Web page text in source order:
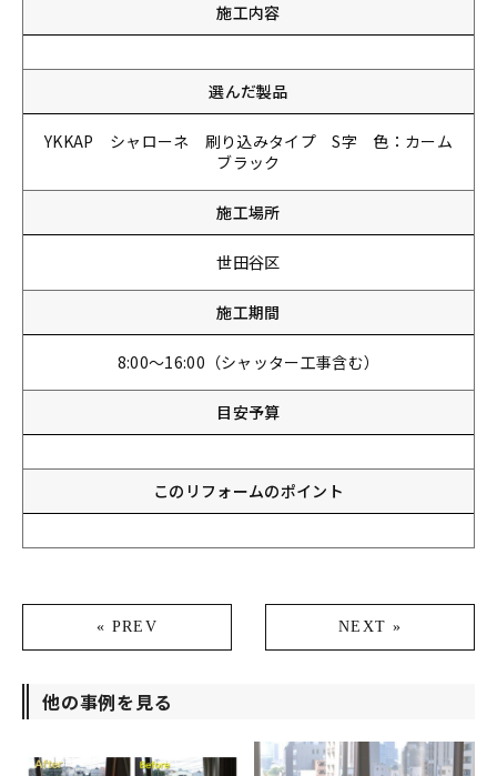
施工内容
選んだ製品
YKKAP シャローネ 刷り込みタイプ S字 色：カーム
ブラック
施工場所
世田谷区
施工期間
8:00～16:00（シャッター工事含む）
目安予算
このリフォームのポイント
« PREV NEXT »
他の事例を見る